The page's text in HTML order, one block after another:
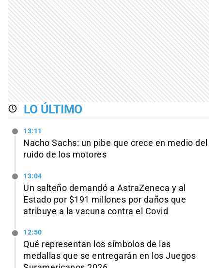
LO ÚLTIMO
13:11
Nacho Sachs: un pibe que crece en medio del
ruido de los motores
13:04
Un salteño demandó a AstraZeneca y al
Estado por $191 millones por daños que
atribuye a la vacuna contra el Covid
12:50
Qué representan los símbolos de las
medallas que se entregarán en los Juegos